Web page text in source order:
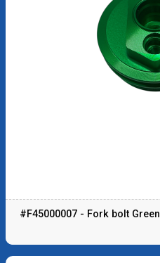
#F45000007 - Fork bolt Green